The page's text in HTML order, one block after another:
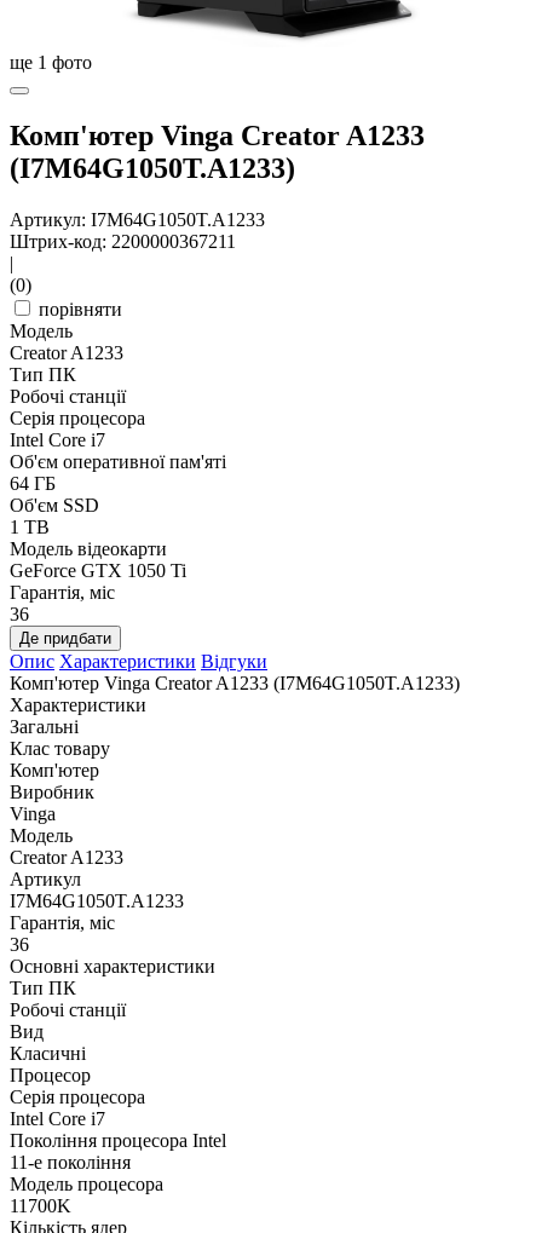
ще 1 фото
Комп'ютер Vinga Creator A1233
(I7M64G1050T.A1233)
Артикул: I7M64G1050T.A1233
Штрих-код: 2200000367211
|
(0)
порівняти
Модель
Creator A1233
Тип ПК
Робочі станції
Серія процесора
Intel Core i7
Об'єм оперативної пам'яті
64 ГБ
Об'єм SSD
1 TB
Модель відеокарти
GeForce GTX 1050 Ti
Гарантія, міс
36
Де придбати
Опис Характеристики Відгуки
Комп'ютер Vinga Creator A1233 (I7M64G1050T.A1233)
Характеристики
Загальні
Клас товару
Комп'ютер
Виробник
Vinga
Модель
Creator A1233
Артикул
I7M64G1050T.A1233
Гарантія, міс
36
Основні характеристики
Тип ПК
Робочі станції
Вид
Класичні
Процесор
Серія процесора
Intel Core i7
Покоління процесора Intel
11-е покоління
Модель процесора
11700K
Кількість ядер